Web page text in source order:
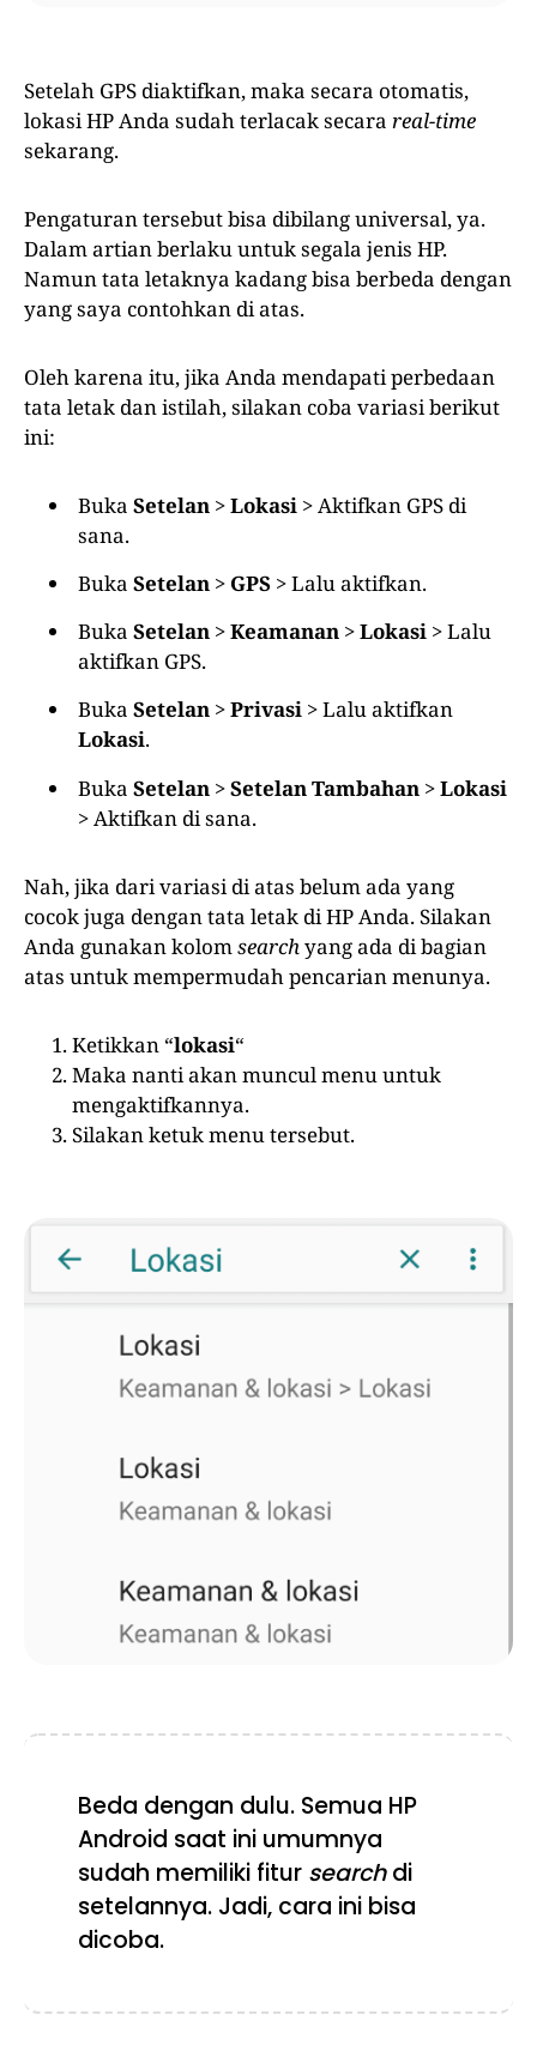
Setelah GPS diaktifkan, maka secara otomatis,
lokasi HP Anda sudah terlacak secara real-time
sekarang.
Pengaturan tersebut bisa dibilang universal, ya.
Dalam artian berlaku untuk segala jenis HP.
Namun tata letaknya kadang bisa berbeda dengan
yang saya contohkan di atas.
Oleh karena itu, jika Anda mendapati perbedaan
tata letak dan istilah, silakan coba variasi berikut
ini:
Buka Setelan >Lokasi > Aktifkan GPS di
sana.
Buka Setelan> GPS> Lalu aktifkan.
Buka Setelan>Keamanan>Lokasi> Lalu
aktifkan GPS.
Buka Setelan>Privasi> Lalu aktifkan
Lokasi.
Buka Setelan >Setelan Tambahan >Lokasi
> Aktifkan di sana.
Nah, jika dari variasi di atas belum ada yang
cocok juga dengan tata letak di HP Anda. Silakan
Anda gunakan kolom searchyang ada di bagian
atas untuk mempermudah pencarian menunya.
Ketikkan “lokasi“
Maka nanti akan muncul menu untuk
mengaktifkannya.
Silakan ketuk menu tersebut.
Beda dengan dulu. Semua HP
Android saat ini umumnya
sudah memiliki fitur searchdi
setelannya. Jadi, cara ini bisa
dicoba.